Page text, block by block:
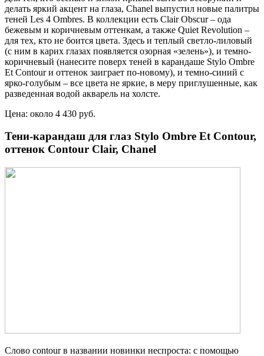
делать яркий акцент на глаза, Chanel выпустил новые палитры
теней Les 4 Ombres. В коллекции есть Clair Obscur – ода
бежевым и коричневым оттенкам, а также Quiet Revolution –
для тех, кто не боится цвета. Здесь и теплый светло-лиловый
(с ним в карих глазах появляется озорная «зелень»), и темно-
коричневый (нанесите поверх теней в карандаше Stylo Ombre
Et Contour и оттенок заиграет по-новому), и темно-синий с
ярко-голубым – все цвета не яркие, в меру приглушенные, как
разведенная водой акварель на холсте.
Цена: около 4 430 руб.
Тени-карандаш для глаз Stylo Ombre Et Contour,
оттенок Contour Clair, Сhanel
Слово contour в названии новинки неспроста: с помощью